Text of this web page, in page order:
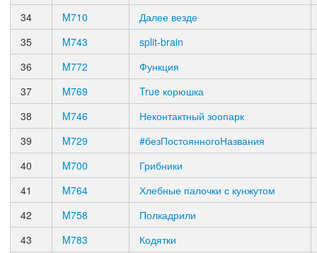
34
M710
Далее везде
35
M743
split-brain
36
M772
Функция
37
M769
True корюшка
38
M746
Неконтактный зоопарк
39
M729
#безПостоянногоНазвания
40
M700
Грибники
41
M764
Хлебные палочки с кунжутом
42
M758
Полкадрили
43
M783
Кодятки